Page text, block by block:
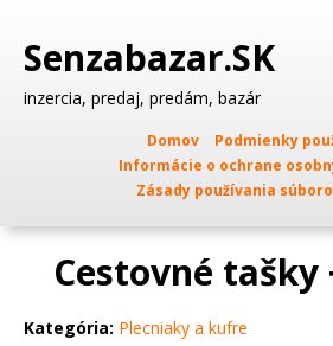
Senzabazar.SK
inzercia, predaj, predám, bazár
Domov
Podmienky
Informácie o ochrane
Zásady používania
Cestovné tašky
Kategória: Plecniaky a kufre